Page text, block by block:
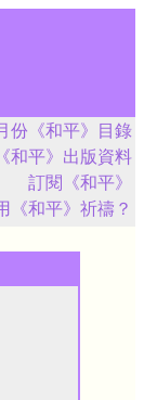
份《和平》目錄
和平》出版資料
訂閱《和平》
《和平》祈禱？